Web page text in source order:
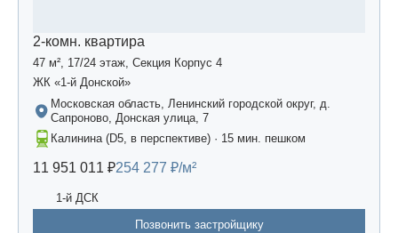
2-комн. квартира
47 м², 17/24 этаж, Секция Корпус 4
ЖК «1-й Донской»
Московская область, Ленинский городской округ, д.
Сапроново, Донская улица, 7
Калинина (D5, в перспективе) · 15 мин. пешком
11 951 011 ₽254 277 ₽/м²
1-й ДСК
Позвонить застройщику